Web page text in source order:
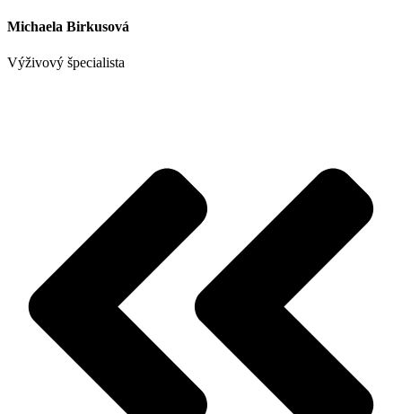
Michaela Birkusová
Výživový špecialista